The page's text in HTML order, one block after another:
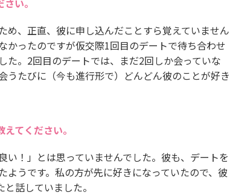
い。
め、正直、彼に申し込んだことすら覚えていません
かったのですが仮交際1回目のデートで待ち合わせ
た。2回目のデートでは、まだ2回しか会っていな
うたびに（今も進行形で）どんどん彼のことが好き
てください。
！」とは思っていませんでした。彼も、デートを
うです。私の方が先に好きになっていたので、彼
話していました。